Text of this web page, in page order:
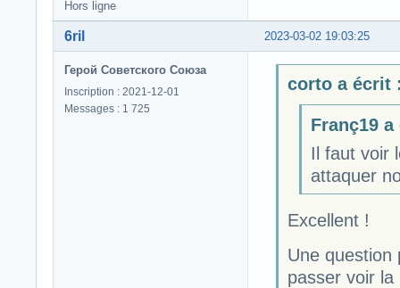
Hors ligne
2023-03-02 19:03:25
6ril
Герой Советского Союза
Inscription : 2021-12-01
Messages : 1 725
corto a écrit
Franç19
Il faut voir
attaquer
Excellent !
Une question
passer voir